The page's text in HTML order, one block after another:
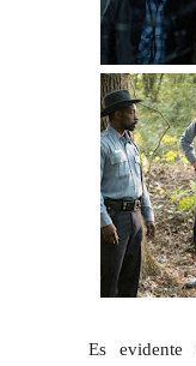
Es evidente